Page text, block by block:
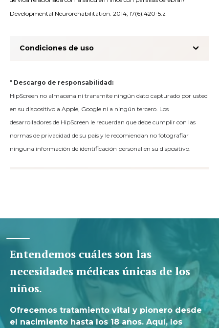
Developmental Neurorehabilitation. 2014; 17(6):420-5.z
Condiciones de uso
* Descargo de responsabilidad:
HipScreen no almacena ni transmite ningún dato capturado por usted
en su dispositivo a Apple, Google ni a ningún tercero. Los
desarrolladores de HipScreen le recuerdan que debe cumplir con las
normas de privacidad de su país y le recomiendan no fotografiar
ninguna información de identificación personal en su dispositivo.
Entendemos cuáles son las
necesidades médicas únicas de los
niños.
Ofrecemos tratamiento vital y pionero desde
el nacimiento hasta los 18 años. Aquí, los